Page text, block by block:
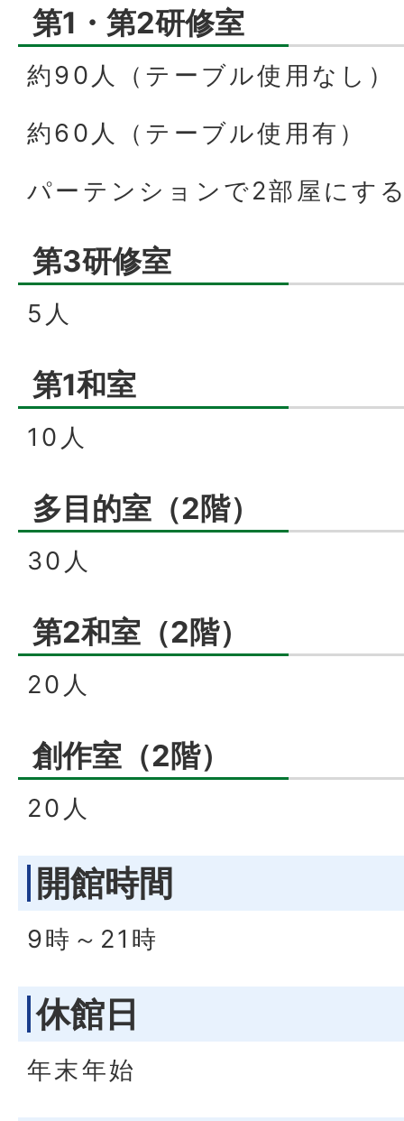
第1・第2研修室
約90人（テーブル使用なし）
約60人（テーブル使用有）
パーテンションで2部屋にす
第3研修室
5人
第1和室
10人
多目的室（2階）
30人
第2和室（2階）
20人
創作室（2階）
20人
開館時間
9時～21時
休館日
年末年始